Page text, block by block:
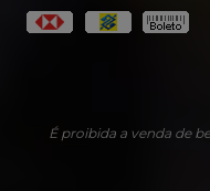
É proibida a venda de